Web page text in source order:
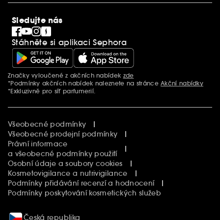
SEPHORiA
Blog Sephora
Singles´ Day
Black Friday
Cyber Monday
Vánoce
Sledujte nás
Stáhněte si aplikaci Sephora
Další informace
Značky vyloučené z akčních nabídek zde
*Podmínky akčních nabídek naleznete na stránceAkční nabídky
*Exkluzivně pro síť parfumerií.
Všeobecné podmínky
Všeobecné prodejní podmínky
Právní informace
a všeobecné podmínky použití
Osobní údaje a soubory cookies
Kosmetovigilance a nutrivigilance
Podmínky přidávání recenzí a hodnocení
Podmínky poskytování kosmetických služeb
Česká republika